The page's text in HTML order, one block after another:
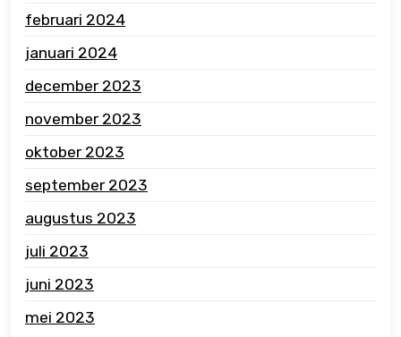
februari 2024
januari 2024
december 2023
november 2023
oktober 2023
september 2023
augustus 2023
juli 2023
juni 2023
mei 2023